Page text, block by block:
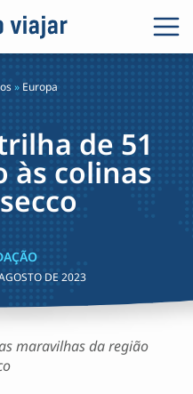
» Europa
de 51
às colinas
DE 2023
maravilhas da região